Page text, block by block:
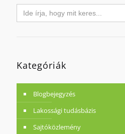
Search
for:
Kategóriák
Blogbejegyzés
Lakossági tudásbázis
Sajtóközlemény